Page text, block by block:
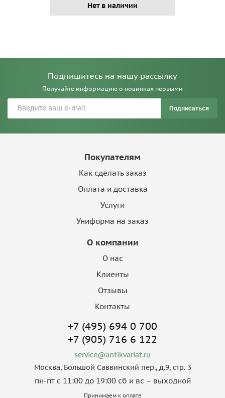
Нет в наличии
Подпишитесь на нашу рассылку
Получайте информацию о новинках первыми
Подписаться
Покупателям
Как сделать заказ
Оплата и доставка
Услуги
Униформа на заказ
О компании
О нас
Клиенты
Отзывы
Контакты
+7 (495) 694 0 700
+7 (905) 716 6 122
service@antikvariat.ru
Москва, Большой Саввинский пер., д.9, стр. 3
пн-пт с 11:00 до 19:00 сб и вс – выходной
Принимаем к оплате